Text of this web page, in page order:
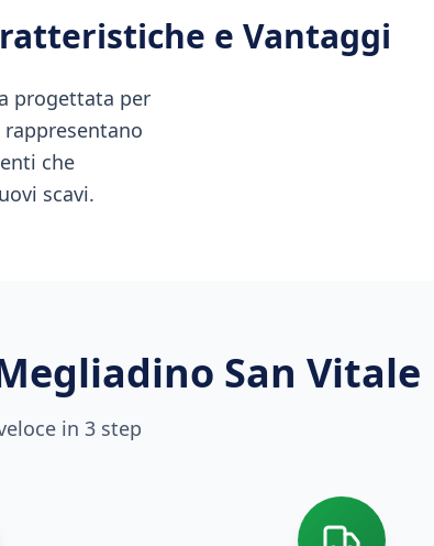
e Vantaggi
progettata per
che
scavi.
San Vitale
in 3 step